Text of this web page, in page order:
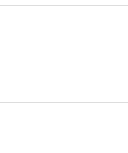
Clemenceau y
y a 13,6 km de Parque natural